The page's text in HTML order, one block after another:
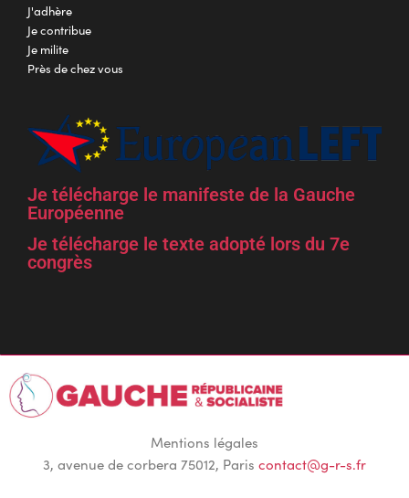
J'adhère
Je contribue
Je milite
Près de chez vous
Je télécharge le manifeste de la Gauche
Européenne
Je télécharge le texte adopté lors du 7e
congrès
Mentions légales
3, avenue de corbera 75012, Paris contact@g-r-s.fr